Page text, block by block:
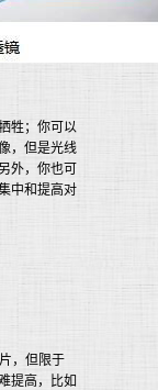
牲；你可以
，但是光线
外，你也可
中和提高对
，但限于
提高，比如